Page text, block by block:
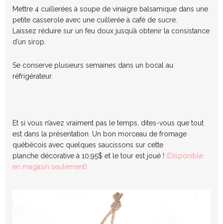
Mettre 4 cuillerées à soupe de vinaigre balsamique dans une
petite casserole avec une cuillerée à café de sucre.
Laissez réduire sur un feu doux jusqu’à obtenir la consistance
d’un sirop.
Se conserve plusieurs semaines dans un bocal au
réfrigérateur.
Et si vous n’avez vraiment pas le temps, dites-vous que tout
est dans la présentation. Un bon morceau de fromage
québécois avec quelques saucissons sur cette
planche décorative à 10,95$ et le tour est joué ! (Disponible
en magasin seulement)